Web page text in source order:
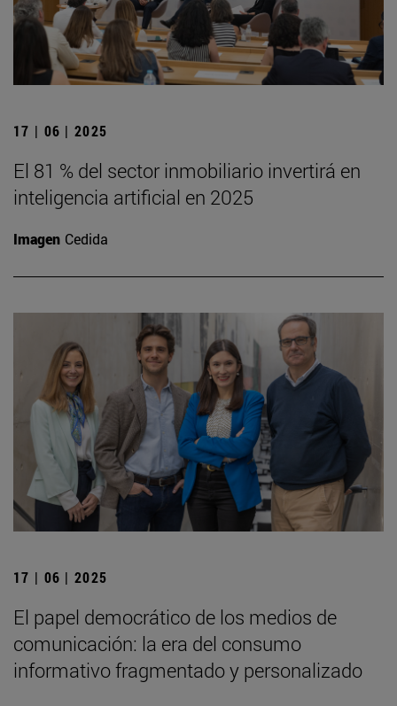
17 | 06 | 2025
El 81 % del sector inmobiliario invertirá en
inteligencia artificial en 2025
Imagen Cedida
17 | 06 | 2025
El papel democrático de los medios de
comunicación: la era del consumo
informativo fragmentado y personalizado